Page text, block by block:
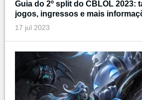
Guia do 2º split do CBLOL 2023:
jogos, ingressos e mais
17 jul 2023